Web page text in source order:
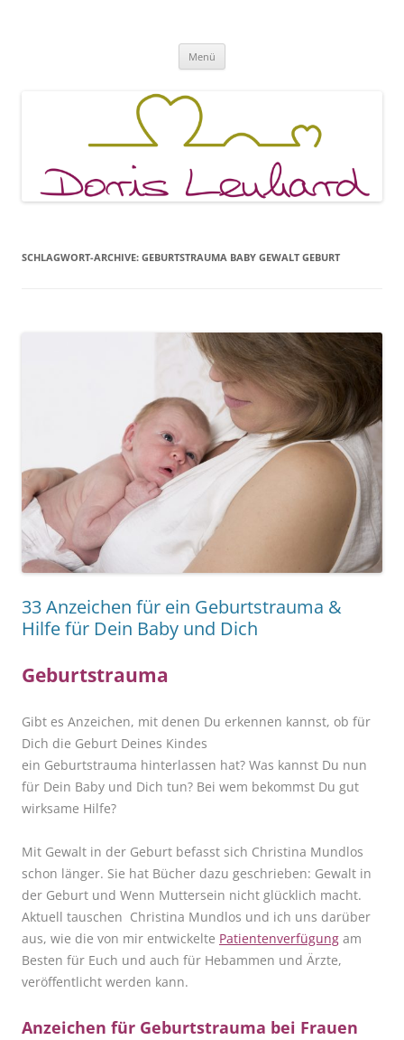
Menü
SCHLAGWORT-ARCHIVE: GEBURTSTRAUMA BABY GEWALT GEBURT
33 Anzeichen für ein Geburtstrauma &
Hilfe für Dein Baby und Dich
Geburtstrauma
Gibt es Anzeichen, mit denen Du erkennen kannst, ob für
Dich die Geburt Deines Kindes
ein Geburtstrauma hinterlassen hat? Was kannst Du nun
für Dein Baby und Dich tun? Bei wem bekommst Du gut
wirksame Hilfe?
Mit Gewalt in der Geburt befasst sich Christina Mundlos
schon länger. Sie hat Bücher dazu geschrieben: Gewalt in
der Geburt und Wenn Muttersein nicht glücklich macht.
Aktuell tauschen Christina Mundlos und ich uns darüber
aus, wie die von mir entwickelte Patientenverfügung am
Besten für Euch und auch für Hebammen und Ärzte,
veröffentlicht werden kann.
Anzeichen für Geburtstrauma bei Frauen